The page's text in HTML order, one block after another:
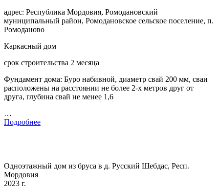
адрес: Республика Мордовия, Ромодановский
муниципальный район, Ромодановское сельское поселение, п.
Ромоданово
Каркасный дом
срок строительства 2 месяца
Фундамент дома: Буро набивной, диаметр свай 200 мм, сваи
расположены на расстоянии не более 2-х метров друг от
друга, глубина свай не менее 1,6
…
Подробнее
Одноэтажный дом из бруса в д. Русский Шебдас, Респ.
Мордовия
2023 г.